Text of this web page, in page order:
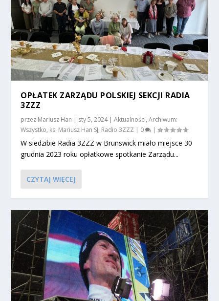
OPŁATEK ZARZĄDU POLSKIEJ SEKCJI RADIA
3ZZZ
przez Mariusz Han | sty 5, 2024|Aktualności,Archiwum:
Wszystko, ks. Mariusz Han SJ, Radio 3ZZZ | 0 |
W siedzibie Radia 3ZZZ w Brunswick miało miejsce 30
grudnia 2023 roku opłatkowe spotkanie Zarządu...
CZYTAJ WIĘCEJ